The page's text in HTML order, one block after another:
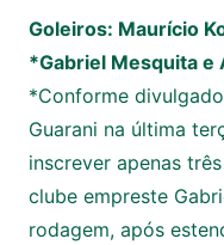
Goleiros: Maurício
*Gabriel Mesquita e
*Conforme
Guarani na última
inscrever apenas
clube empreste
rodagem, após